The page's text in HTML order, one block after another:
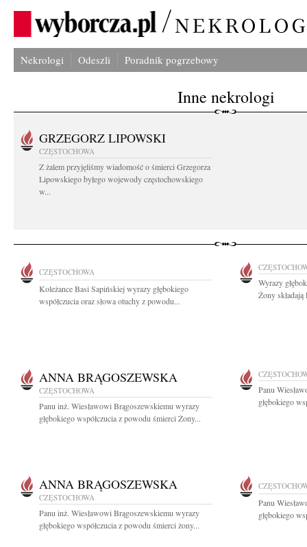
Nekrologi Odeszli Poradnik pogrzebowy
Inne nekrologi
GRZEGORZ LIPOWSKI
CZĘSTOCHOWA
Z żalem przyjęliśmy wiadomość o śmierci Grzegorza
Lipowskiego byłego wojewody częstochowskiego
w...
CZĘSTOCHOWA
Koleżance Basi Sapińskiej wyrazy głębokiego
współczucia oraz słowa otuchy z powodu...
Wyrazy
Żony
ANNA BRĄGOSZEWSKA
CZĘSTOCHOWA
Panu inż. Wiesławowi Brągoszewskiemu wyrazy
głębokiego współczucia z powodu śmierci Żony...
Panu
głębokiego
ANNA BRĄGOSZEWSKA
CZĘSTOCHOWA
Panu inż. Wiesławowi Brągoszewskiemu wyrazy
głębokiego współczucia z powodu śmierci żony...
Panu
głębokiego